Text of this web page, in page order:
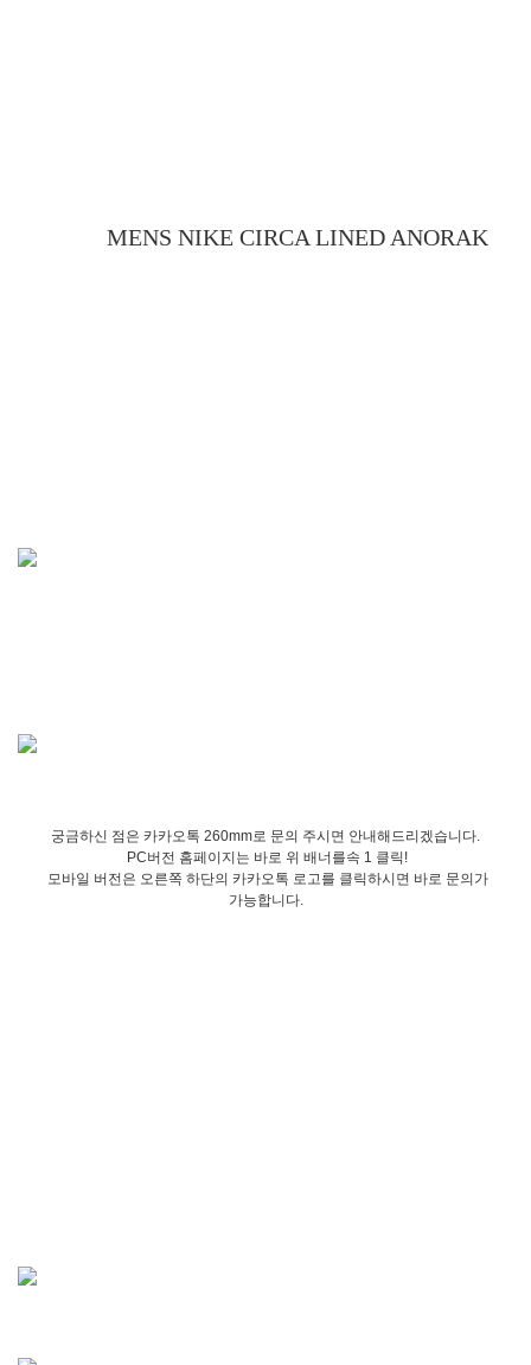
MENS NIKE CIRCA LINED ANORAK
궁금하신 점은 카카오톡 260mm로 문의 주시면 안내해드리겠습니다.
PC버전 홈페이지는 바로 위 배너를속 1 클릭!
모바일 버전은 오른쪽 하단의 카카오톡 로고를 클릭하시면 바로 문의가
가능합니다.